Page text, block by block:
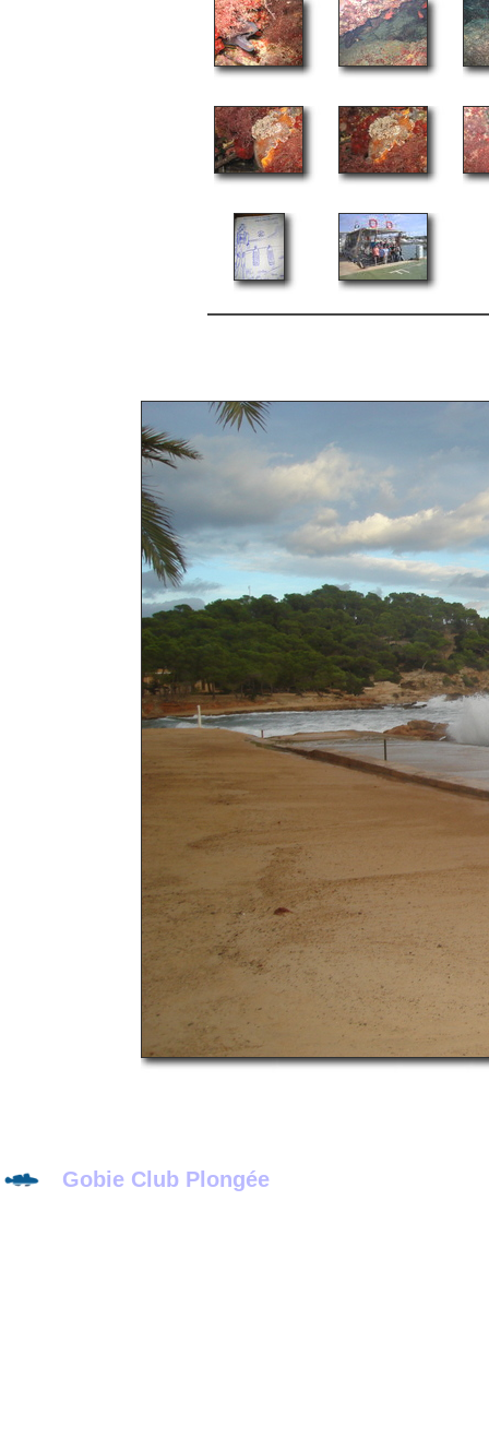
Gobie Club Plongée